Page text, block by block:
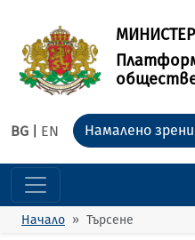
BG EN Намалено
Начало Търсене